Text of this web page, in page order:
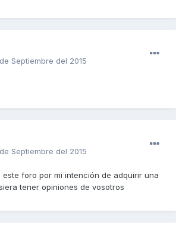
Septiembre del 2015
Septiembre del 2015
este foro por mi intención de adquirir una
tener opiniones de vosotros